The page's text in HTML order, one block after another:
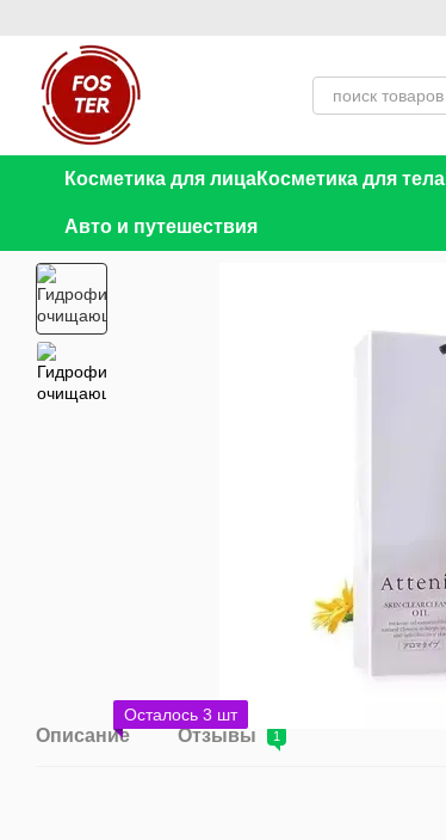
Косметика для лицаКосметика для тела
Авто и путешествия
Осталось 3 шт
Описание Отзывы 1